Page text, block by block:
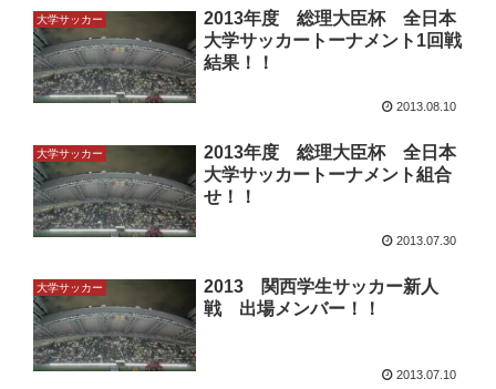
大学サッカー
2013年度 総理大臣杯 全日本
大学サッカートーナメント1回戦
結果！！
2013.08.10
大学サッカー
2013年度 総理大臣杯 全日本
大学サッカートーナメント組合
せ！！
2013.07.30
大学サッカー
2013 関西学生サッカー新人
戦 出場メンバー！！
2013.07.10